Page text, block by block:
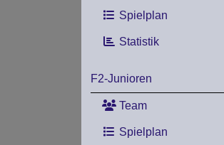
Spielplan
Statistik
F2-Junioren
Team
Spielplan